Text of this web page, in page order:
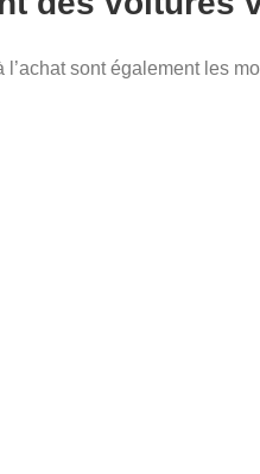
sont également les